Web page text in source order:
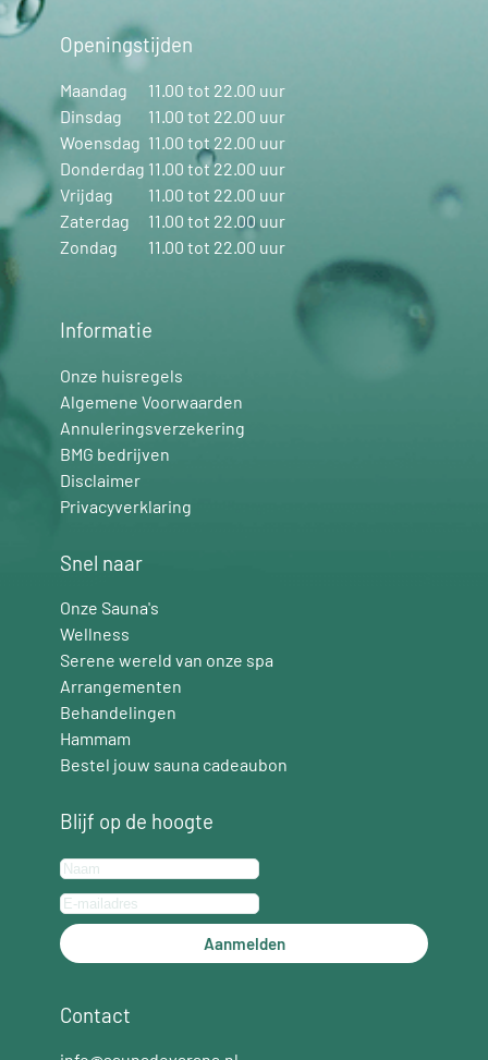
Openingstijden
Maandag
11.00 tot 22.00 uur
Dinsdag
11.00 tot 22.00 uur
Woensdag 11.00 tot 22.00 uur
Donderdag 11.00 tot 22.00 uur
Vrijdag
11.00 tot 22.00 uur
Zaterdag
11.00 tot 22.00 uur
Zondag
11.00 tot 22.00 uur
Informatie
Onze huisregels
Algemene Voorwaarden
Annuleringsverzekering
BMG bedrijven
Disclaimer
Privacyverklaring
Snel naar
Onze Sauna's
Wellness
Serene wereld van onze spa
Arrangementen
Behandelingen
Hammam
Bestel jouw sauna cadeaubon
Blijf op de hoogte
Aanmelden
Contact